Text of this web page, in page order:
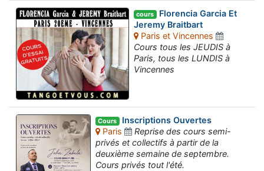
cours Florencia Garcia Et
Jeremy Braitbart
Paris et Vincennes
Cours tous les JEUDIS à
Paris, tous les LUNDIS à
Vincennes
Cours Inscriptions Ouvertes
Paris
Reprise des cours semi-
privés et collectifs à partir de la
deuxième semaine de septembre.
Cours privés tout l'été.